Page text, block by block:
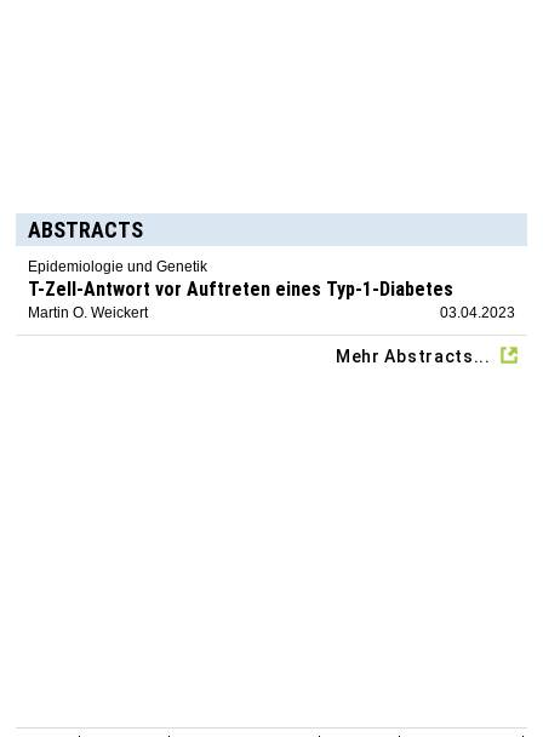
ABSTRACTS
Epidemiologie und Genetik
T-Zell-Antwort vor Auftreten eines Typ-1-Diabetes
Martin O. Weickert 03.04.2023
Mehr Abstracts...